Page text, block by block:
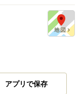
アプリで保存